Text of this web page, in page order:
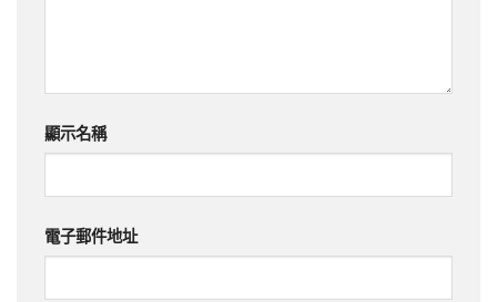
顯示名稱
電子郵件地址